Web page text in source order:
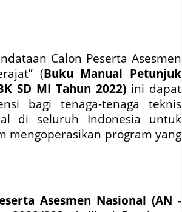
Calon Peserta Asesmen
(Buku Manual Petunjuk
SD MI Tahun 2022) ini dapat
bagi tenaga-tenaga teknis
di seluruh Indonesia untuk
mengoperasikan program yang
Asesmen Nasional (AN -